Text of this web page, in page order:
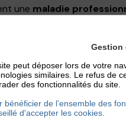
une maladie
cadre d’une
démangeaisons,
Gestion
peut déposer lors de votre
similaires. Le refus de
des fonctionnalités du site.
bénéficier de l’ensemble des
d'accepter les cookies.